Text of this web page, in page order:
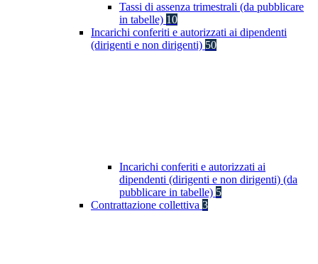
Tassi di assenza trimestrali (da pubblicare
in tabelle) 10
Incarichi conferiti e autorizzati ai dipendenti
(dirigenti e non dirigenti) 50
Incarichi conferiti e autorizzati ai
dipendenti (dirigenti e non dirigenti) (da
pubblicare in tabelle) 5
Contrattazione collettiva 3